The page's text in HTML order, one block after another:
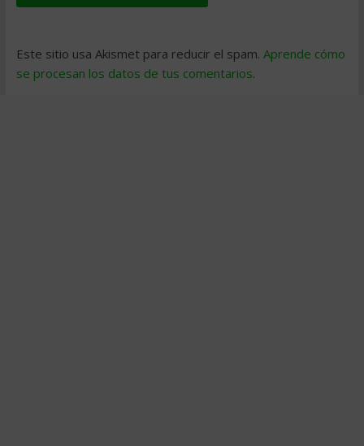
Este sitio usa Akismet para reducir el spam. Aprende cómo
se procesan los datos de tus comentarios.